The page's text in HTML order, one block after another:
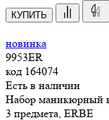
КУПИТЬ
новинка
9953ER
код 164074
Есть в наличии
Набор маникюрный
3 предмета, ERBE